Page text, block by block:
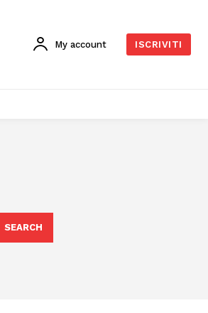
My account ISCRIVITI
SEARCH